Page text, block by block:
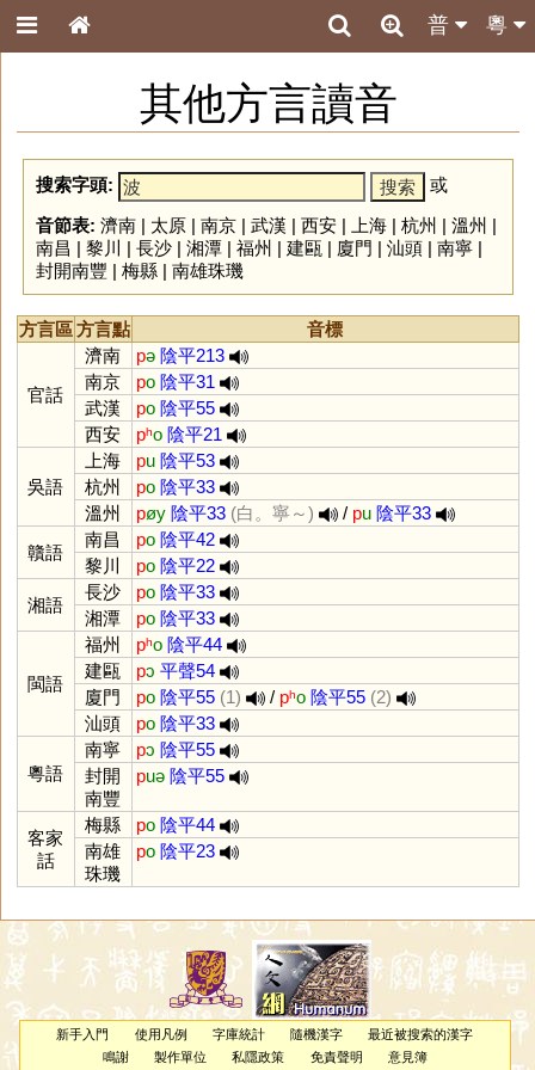
粵
普
其他方言讀音
搜索字頭:
或
音節表: 濟南| 太原| 南京| 武漢 | 西安| 上海| 杭州 | 溫州 |
南昌 | 黎川 | 長沙| 湘潭| 福州 | 建甌 | 廈門 | 汕頭| 南寧|
封開南豐 | 梅縣| 南雄珠璣
方言區方言點 音標
官話
濟南 pə 陰平213
南京
po 陰平31
武漢
po 陰平55
西安
pʰo 陰平21
吳語
上海 pu 陰平53
杭州
po 陰平33
溫州
pøy 陰平33 (白。寧～) / pu 陰平33
贛語
南昌 po 陰平42
黎川
po 陰平22
湘語
長沙 po 陰平33
湘潭
po 陰平33
閩語
福州 pʰo 陰平44
建甌
pɔ 平聲54
廈門
po 陰平55 (1) / pʰo 陰平55 (2)
汕頭
po 陰平33
粵語
南寧 pɔ 陰平55
封開
南豐
puə 陰平55
客家
話
梅縣 po 陰平44
南雄
珠璣
po 陰平23
新手入門 使用凡例 字庫統計 隨機漢字
最近被搜索的漢字
鳴謝
製作單位 私隱政策 免責聲明 意見簿